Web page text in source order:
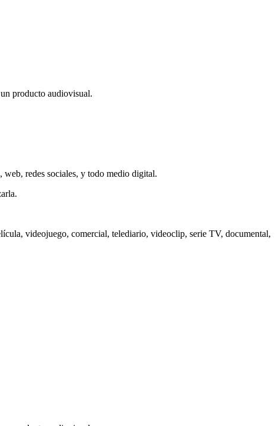
producto audiovisual.
redes sociales, y todo medio digital.
videojuego, comercial, telediario, videoclip, serie TV, documental,